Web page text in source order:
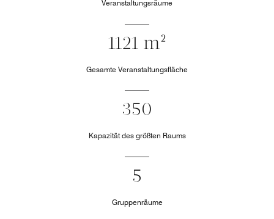
Veranstaltungsräume
1121 m²
Gesamte Veranstaltungsfläche
350
Kapazität des größten Raums
5
Gruppenräume